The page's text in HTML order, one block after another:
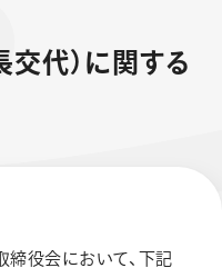
トップ
交代） に 関 する
締役会において、下記